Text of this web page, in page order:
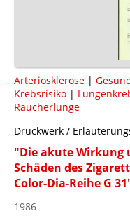
Arteriosklerose |
Krebsrisiko |
Raucherlunge
Druckwerk /
"Die akute Wirkung
Schäden des
Color-Dia-Reihe G
1986